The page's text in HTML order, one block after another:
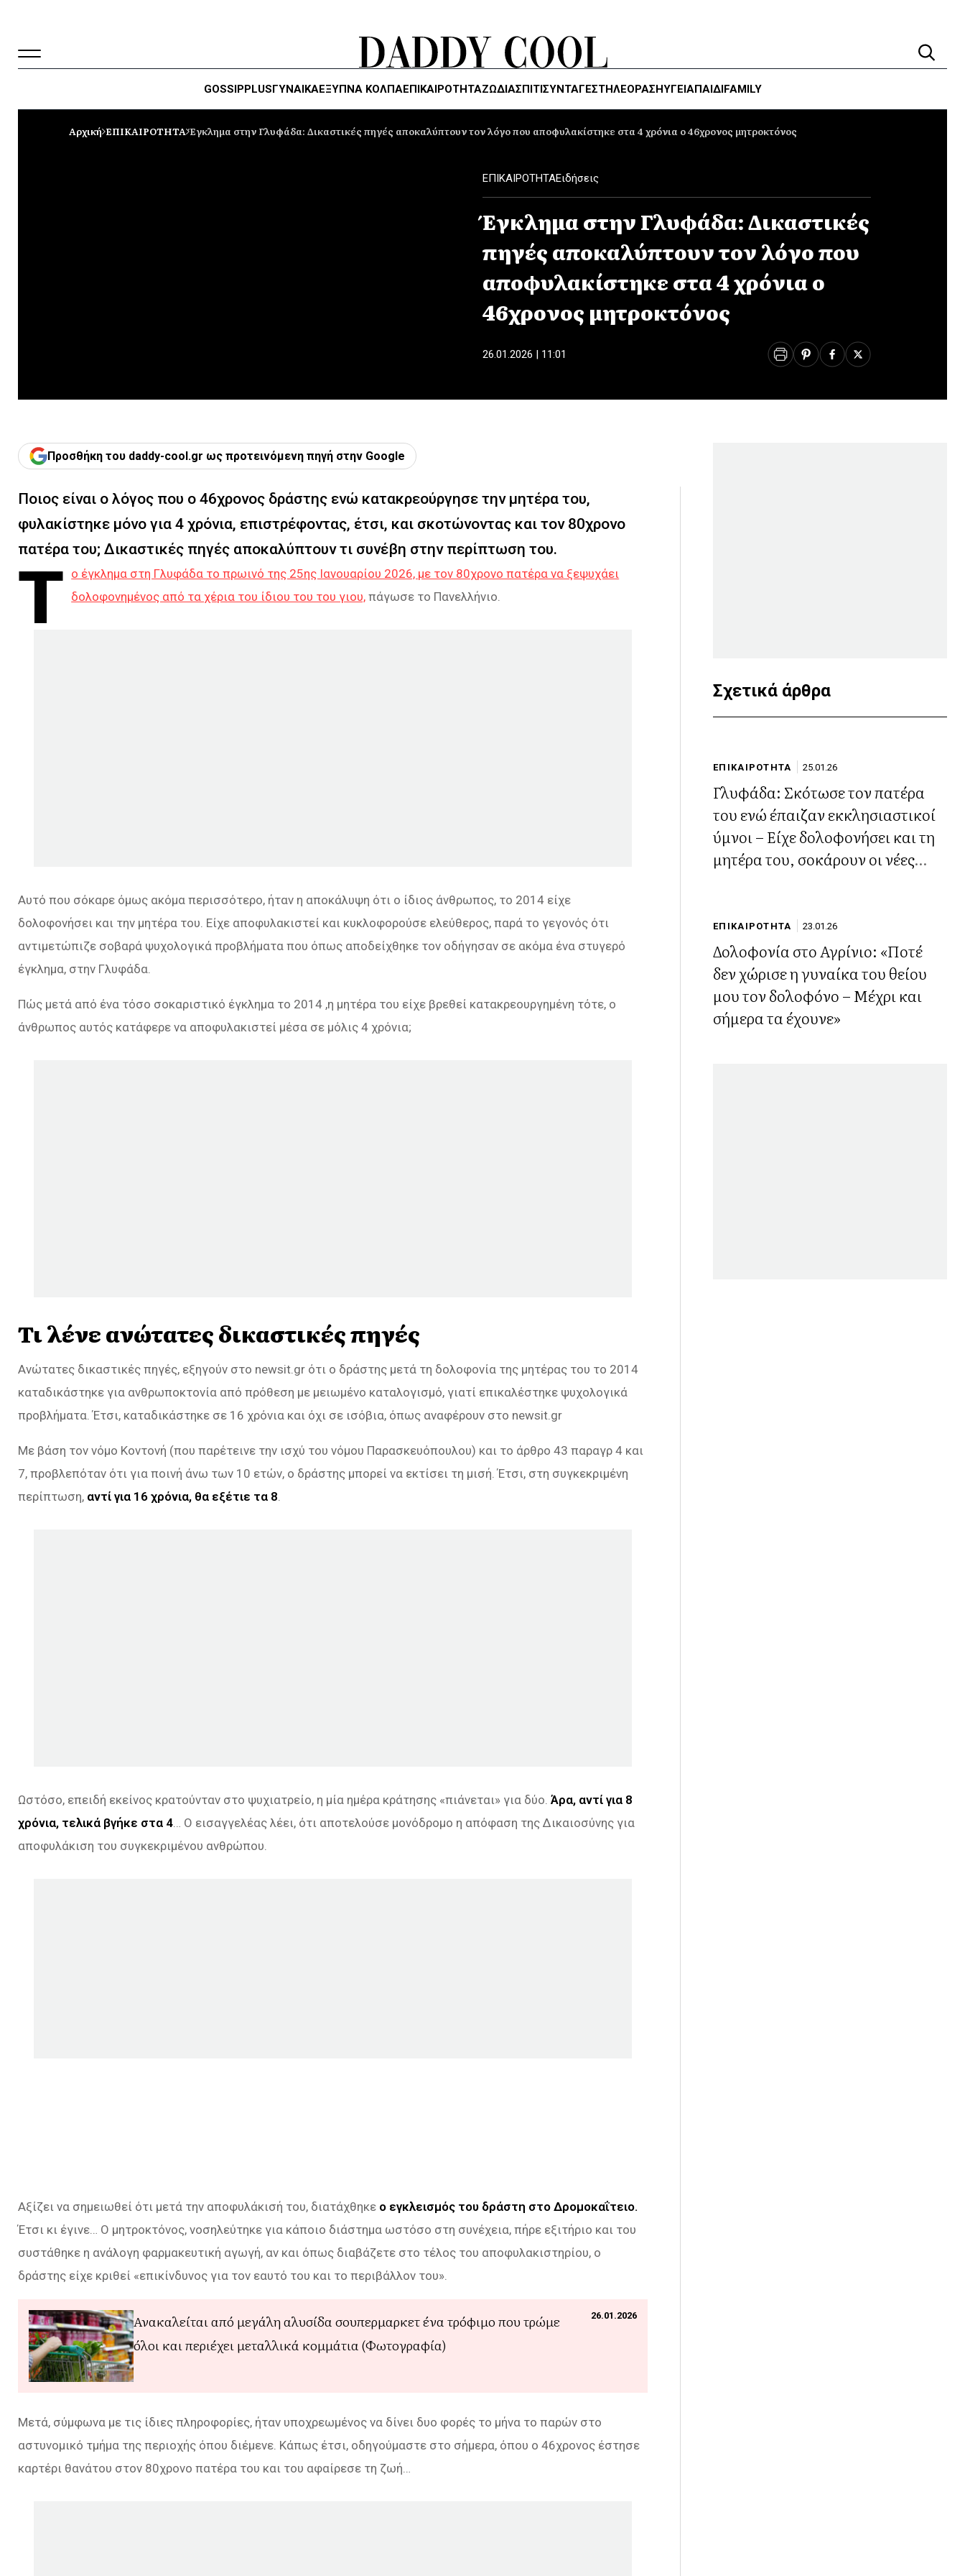
GOSSIPPLUSΓΥΝΑΙΚΑΈΞΥΠΝΑ ΚΌΛΠΑΕΠΙΚΑΙΡΟΤΗΤΑΖΏΔΙΑΣΠΙΤΙΣΥΝΤΑΓΕΣΤΗΛΕΌΡΑΣΗΥΓΕΊΑΠΑΙΔΙFAMILY
Αρχική ΕΠΙΚΑΙΡΟΤΗΤΑ Έγκλημα στην Γλυφάδα: Δικαστικές πηγές αποκαλύπτουν τον λόγο που αποφυλακίστηκε στα 4 χρόνια ο 46χρονος μητροκτόνος
ΕΠΙΚΑΙΡΟΤΗΤΑΕιδήσεις
Έγκλημα στην Γλυφάδα: Δικαστικές
πηγές αποκαλύπτουν τον λόγο που
αποφυλακίστηκε στα 4 χρόνια ο
46χρονος μητροκτόνος
26.01.2026 | 11:01
Προσθήκη του daddy-cool.gr ως προτεινόμενη πηγή στην Google
Ποιος είναι ο λόγος που ο 46χρονος δράστης ενώ κατακρεούργησε την μητέρα του,
φυλακίστηκε μόνο για 4 χρόνια, επιστρέφοντας, έτσι, και σκοτώνοντας και τον 80χρονο
πατέρα του; Δικαστικές πηγές αποκαλύπτουν τι συνέβη στην περίπτωση του.
Τ ο έγκλημα στη Γλυφάδα το πρωινό της 25ης Ιανουαρίου 2026, με τον 80χρονο πατέρα να ξεψυχάει
δολοφονημένος από τα χέρια του ίδιου του του γιου, πάγωσε το Πανελλήνιο.
Αυτό που σόκαρε όμως ακόμα περισσότερο, ήταν η αποκάλυψη ότι ο ίδιος άνθρωπος, το 2014 είχε
δολοφονήσει και την μητέρα του. Είχε αποφυλακιστεί και κυκλοφορούσε ελεύθερος, παρά το γεγονός ότι
αντιμετώπιζε σοβαρά ψυχολογικά προβλήματα που όπως αποδείχθηκε τον οδήγησαν σε ακόμα ένα στυγερό
έγκλημα, στην Γλυφάδα.
Πώς μετά από ένα τόσο σοκαριστικό έγκλημα το 2014 ,η μητέρα του είχε βρεθεί κατακρεουργημένη τότε, ο
άνθρωπος αυτός κατάφερε να αποφυλακιστεί μέσα σε μόλις 4 χρόνια;
Τι λένε ανώτατες δικαστικές πηγές
Ανώτατες δικαστικές πηγές, εξηγούν στο newsit.gr ότι ο δράστης μετά τη δολοφονία της μητέρας του το 2014
καταδικάστηκε για ανθρωποκτονία από πρόθεση με μειωμένο καταλογισμό, γιατί επικαλέστηκε ψυχολογικά
προβλήματα. Έτσι, καταδικάστηκε σε 16 χρόνια και όχι σε ισόβια, όπως αναφέρουν στο newsit.gr
Με βάση τον νόμο Κοντονή (που παρέτεινε την ισχύ του νόμου Παρασκευόπουλου) και το άρθρο 43 παραγρ 4 και
7, προβλεπόταν ότι για ποινή άνω των 10 ετών, ο δράστης μπορεί να εκτίσει τη μισή. Έτσι, στη συγκεκριμένη
περίπτωση, αντί για 16 χρόνια, θα εξέτιε τα 8
Ωστόσο, επειδή εκείνος κρατούνταν στο ψυχιατρείο, η μία ημέρα κράτησης «πιάνεται» για δύο. Άρα, αντί για 8
χρόνια, τελικά βγήκε στα 4 … Ο εισαγγελέας λέει, ότι αποτελούσε μονόδρομο η απόφαση της Δικαιοσύνης για
αποφυλάκιση του συγκεκριμένου ανθρώπου.
Αξίζει να σημειωθεί ότι μετά την αποφυλάκισή του, διατάχθηκε ο εγκλεισμός του δράστη στο Δρομοκαΐτειο.
Έτσι κι έγινε… Ο μητροκτόνος, νοσηλεύτηκε για κάποιο διάστημα ωστόσο στη συνέχεια, πήρε εξιτήριο και του
συστάθηκε η ανάλογη φαρμακευτική αγωγή, αν και όπως διαβάζετε στο τέλος του αποφυλακιστηρίου, ο
δράστης είχε κριθεί «επικίνδυνος για τον εαυτό του και το περιβάλλον του».
26.01.2026
Ανακαλείται από μεγάλη αλυσίδα σουπερμαρκετ ένα τρόφιμο που τρώμε
όλοι και περιέχει μεταλλικά κομμάτια (Φωτογραφία)
Μετά, σύμφωνα με τις ίδιες πληροφορίες, ήταν υποχρεωμένος να δίνει δυο φορές το μήνα το παρών στο
αστυνομικό τμήμα της περιοχής όπου διέμενε. Κάπως έτσι, οδηγούμαστε στο σήμερα, όπου ο 46χρονος έστησε
καρτέρι θανάτου στον 80χρονο πατέρα του και του αφαίρεσε τη ζωή…
Σχετικά άρθρα
ΕΠΙΚΑΙΡΟΤΗΤΑ 25.01.26
Γλυφάδα: Σκότωσε τον πατέρα
του ενώ έπαιζαν εκκλησιαστικοί
ύμνοι – Είχε δολοφονήσει και τη
μητέρα του, σοκάρουν οι νέες
ΕΠΙΚΑΙΡΟΤΗΤΑ 23.01.26
Δολοφονία στο Αγρίνιο: «Ποτέ
δεν χώρισε η γυναίκα του θείου
μου τον δολοφόνο – Μέχρι και
σήμερα τα έχουνε»